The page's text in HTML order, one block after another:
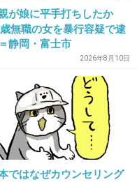
げや手数料値上げなど
+15 -18
が娘に平手打ちしたか
無職の女を暴行容疑で逮
静岡・富士市
2026年8月10日
ではなぜカウンセリング